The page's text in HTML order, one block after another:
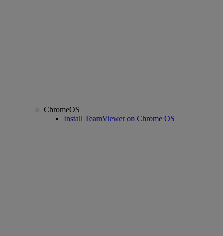
ChromeOS
Install TeamViewer on Chrome OS